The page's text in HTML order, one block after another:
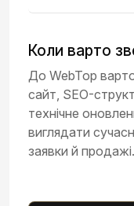
Коли варто
До WebTop
сайт, SEO-
технічне
виглядати
заявки й продажі.